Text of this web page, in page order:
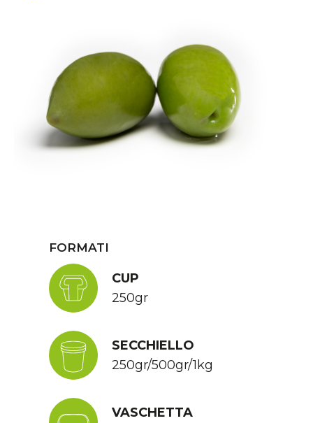
FORMATI
CUP
250gr
SECCHIELLO
250gr/500gr/1kg
VASCHETTA